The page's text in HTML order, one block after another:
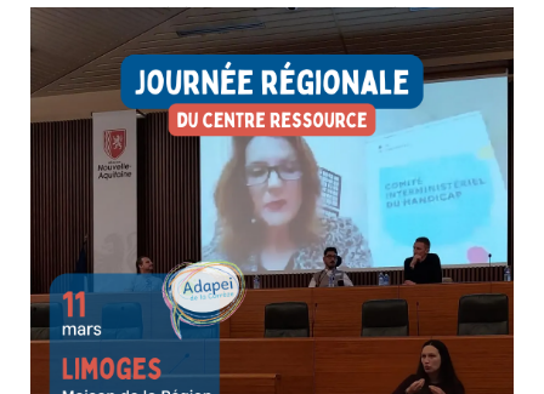
Quand on a été aidant, on a tout donné… parfois
jusqu’à s’oublier!
16 avril 2026 Aide aux Aidants
Perdre un proche, c’est traverser une tempête intérieure
que peu peuvent comprendre.Mais vous n’êtes pas seul.
Les groupes de parole pour aidants endeuillés vous
accueillent dans un espace doux, bienveillant et sécurisé,
animés par une psychologue.Un lieu pour déposer...